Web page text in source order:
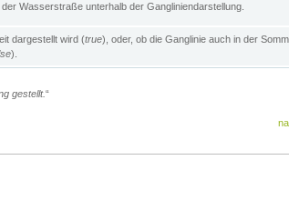
Wasserstraße unterhalb der Gangliniendarstellung.
dargestellt wird (true), oder, ob die Ganglinie auch in der
).
gestellt.“